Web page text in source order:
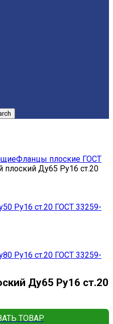
Фланцы плоские ГОСТ
плоский Ду65 Ру16 ст.20
Ру16 ст.20 ГОСТ 33259-
Ру16 ст.20 ГОСТ 33259-
Ду65 Ру16 ст.20
ТОВАР